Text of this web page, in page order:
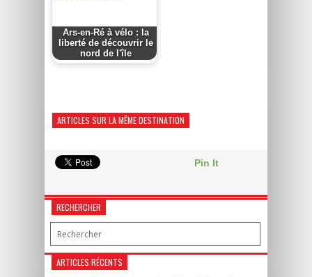
Ars-en-Ré à vélo : la
liberté de découvrir le
nord de l'île
ARTICLES SUR LA MÊME DESTINATION
Pin It
RECHERCHER
ARTICLES RÉCENTS